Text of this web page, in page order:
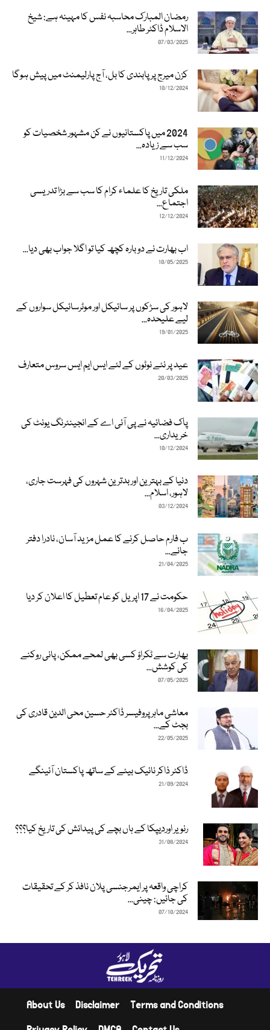
رمضان المبارک محاسبہ نفس کا مہینہ ہے: شیخ
الاسلام ڈاکٹر طاہر...
07/03/2025
کزن میرج پر پابندی کا بل، آج پارلیمنٹ میں پیش ہوگا
10/12/2024
2024 میں پاکستانیوں نے کن مشہور شخصیات کو
سب سے زیادہ...
11/12/2024
ملکی تاریخ کا علماء کرام کا سب سے بڑا تدریسی
اجتماع...
12/12/2024
اب بھارت نے دوبارہ کچھ کیا تو اگلا جواب بھی دیا...
10/05/2025
لاہور کی سڑکوں پر سائیکل اور موٹرسائیکل سواروں کے
لیے علیحدہ...
19/01/2025
عید پر نئے نوٹوں کے لئے ایس ایم ایس سروس متعارف
20/03/2025
پاک فضائیہ نے پی آئی اے کے انجینئرنگ یونٹ کی
خریداری...
10/12/2024
دنیا کے بہترین اور بدترین شہروں کی فہرست جاری،
لاہور، اسلام...
03/12/2024
ب فارم حاصل کرنے کا عمل مزید آسان، نادرا دفتر
جانے...
21/04/2025
حکومت نے 17 اپریل کو عام تعطیل کا اعلان کر دیا
16/04/2025
بھارت سے ٹکراؤ کسی بھی لمحے ممکن، پانی روکنے
کی کوشش...
07/05/2025
معاشی ماہر پروفیسر ڈاکٹر حسین محی الدین قادری کی
بجٹ کے...
22/05/2025
ڈاکٹر ذاکر نائیک بیٹے کے ساتھ پاکستان آئینگے
21/09/2024
رنویر اوردیپکا کے ہاں بچے کی پیدائش کی تاریخ کیا؟؟؟
31/08/2024
کراچی واقعہ پر ایمرجنسی پلان نافذ کر کے تحقیقات
کی جائیں: چینی...
07/10/2024
About Us Disclaimer
Terms and Conditions